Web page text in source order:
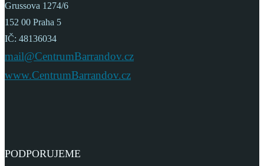
Grussova 1274/6
152 00 Praha 5
IČ: 48136034
mail@CentrumBarrandov.cz
www.CentrumBarrandov.cz
PODPORUJEME